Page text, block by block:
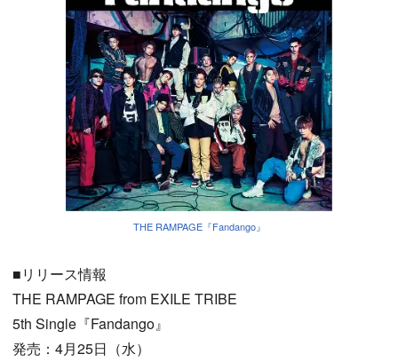
THE RAMPAGE『Fandango』
■リリース情報
THE RAMPAGE from EXILE TRIBE
5th Single『Fandango』
発売：4月25日（水）